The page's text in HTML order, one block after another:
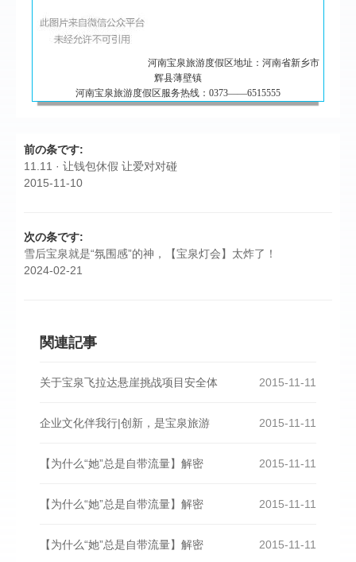
河南宝泉旅游度假区地址：河南省新乡市
辉县薄壁镇
河南宝泉旅游度假区服务热线：0373——6515555
前の条です:
11.11 · 让钱包休假 让爱对对碰
2015-11-10
次の条です:
雪后宝泉就是“氛围感”的神，【宝泉灯会】太炸了！
2024-02-21
関連記事
2015-11-11
关于宝泉飞拉达悬崖挑战项目安全体
2015-11-11
企业文化伴我行|创新，是宝泉旅游
2015-11-11
【为什么“她”总是自带流量】解密
2015-11-11
【为什么“她”总是自带流量】解密
2015-11-11
【为什么“她”总是自带流量】解密